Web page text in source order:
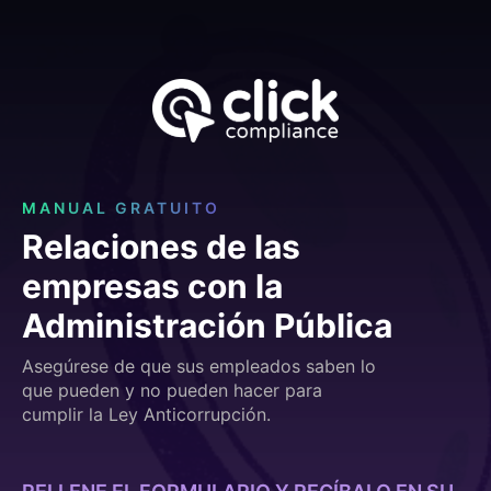
MANUAL GRATUITO
Relaciones de las
empresas con la
Administración Pública
Asegúrese de que sus empleados saben lo
que pueden y no pueden hacer para
cumplir la Ley Anticorrupción.